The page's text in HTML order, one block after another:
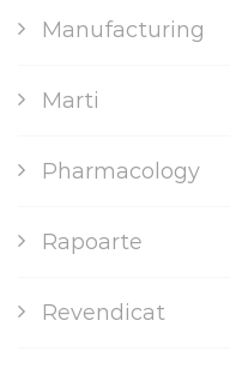
Manufacturing
Marti
Pharmacology
Rapoarte
Revendicat